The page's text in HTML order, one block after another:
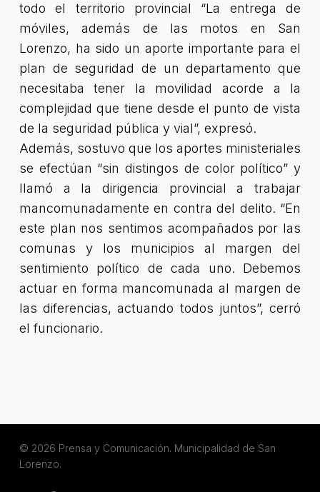
todo el territorio provincial “La entrega de
móviles, además de las motos en San
Lorenzo, ha sido un aporte importante para el
plan de seguridad de un departamento que
necesitaba tener la movilidad acorde a la
complejidad que tiene desde el punto de vista
de la seguridad pública y vial”, expresó.
Además, sostuvo que los aportes ministeriales
se efectúan “sin distingos de color político” y
llamó a la dirigencia provincial a trabajar
mancomunadamente en contra del delito. “En
este plan nos sentimos acompañados por las
comunas y los municipios al margen del
sentimiento político de cada uno. Debemos
actuar en forma mancomunada al margen de
las diferencias, actuando todos juntos”, cerró
el funcionario.
© 2026 Prensa y Comunicación. Municipalidad de San
Lorenzo.